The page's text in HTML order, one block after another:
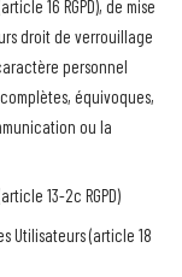
16 RGPD), de mise
droit de verrouillage
personnel
équivoques,
ou la
13-2c RGPD)
Utilisateurs (article 18